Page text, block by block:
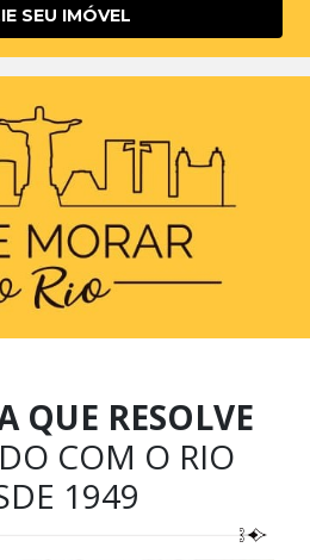
SEU IMÓVEL
QUE RESOLVE
COM O RIO
1949